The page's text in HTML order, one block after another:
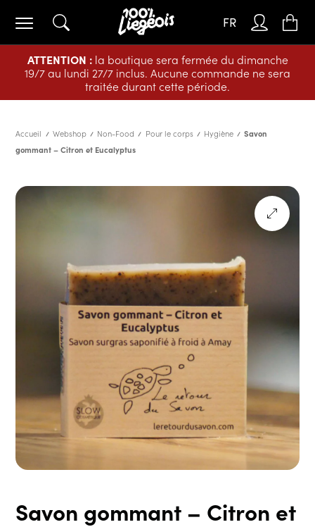
ATTENTION :la boutique sera fermée du dimanche
19/7 au lundi 27/7 inclus. Aucune commande ne sera
traitée durant cette période.
FR
Accueil Webshop Non-Food Pour le corps Hygiène
Savon
gommant – Citron et Eucalyptus
Savon gommant – Citron et